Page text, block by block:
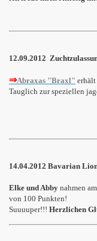
12.09.2012
⇒Abraxas "Braxl"
Tauglich zur speziellen
14.04.2012 Bavarian
Elke und Abby nahmen
von 100 Punkten!
Suuuuper!!! Herzlichen